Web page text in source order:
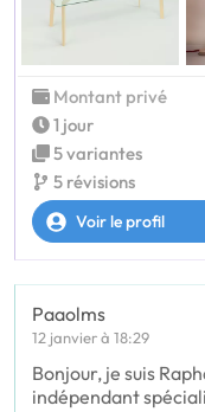
Montant privé
1 jour
5 variantes
5 révisions
Voir le profil
Paaolms
12 janvier à 18:29
Bonjour, je suis
indépendant